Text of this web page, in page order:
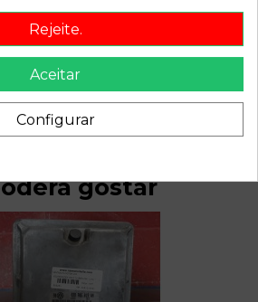
para volkswagen golf iv
golf iv berlina (1j1) | 0.97 - 0.03
gostar
Rejeite.
Aceitar
Configurar